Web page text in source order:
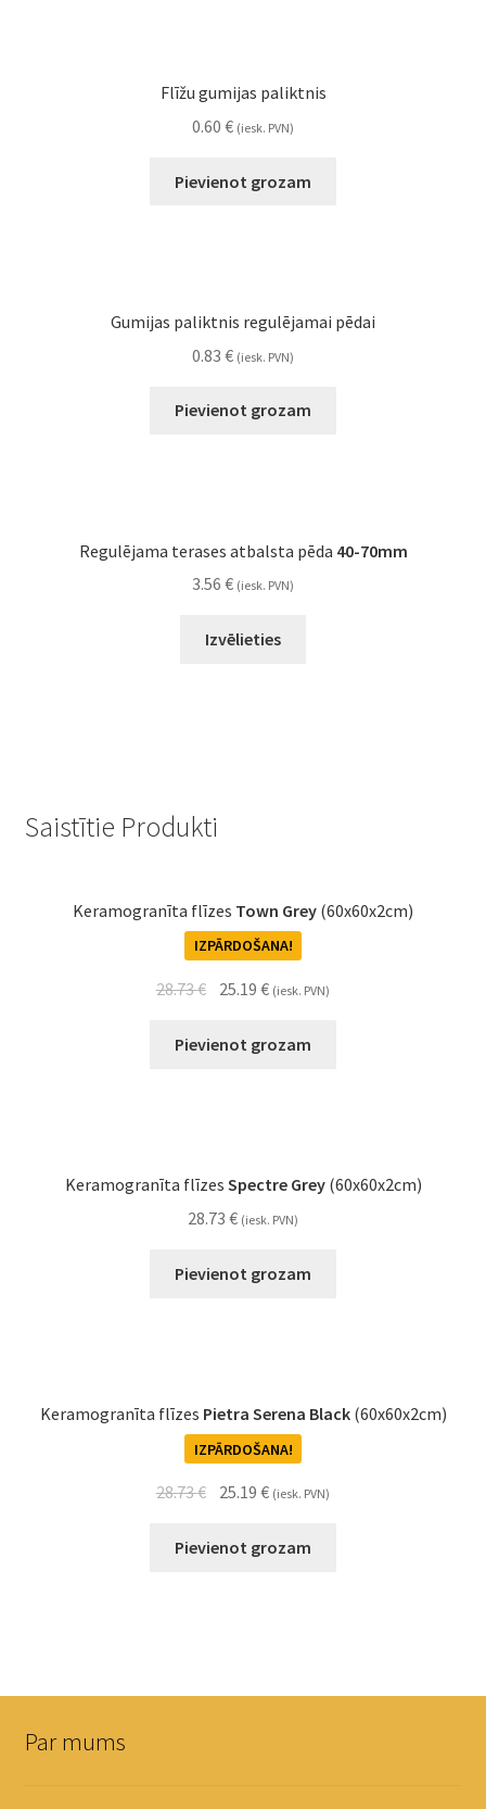
Flīžu gumijas paliktnis
0.60 € (iesk. PVN)
Pievienot grozam
Gumijas paliktnis regulējamai pēdai
0.83 € (iesk. PVN)
Pievienot grozam
Regulējama terases atbalsta pēda 40-70mm
3.56 € (iesk. PVN)
Izvēlieties
Saistītie Produkti
Keramogranīta flīzes Town Grey (60x60x2cm)
IZPĀRDOŠANA!
28.73€ 25.19€ (iesk. PVN)
Pievienot grozam
Keramogranīta flīzes Spectre Grey(60x60x2cm)
28.73 € (iesk. PVN)
Pievienot grozam
Keramogranīta flīzes Pietra Serena Black(60x60x2cm)
IZPĀRDOŠANA!
28.73€ 25.19€ (iesk. PVN)
Pievienot grozam
Par mums